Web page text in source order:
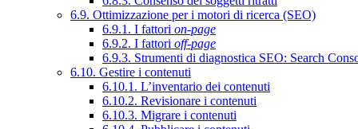
6.9. Ottimizzazione per i motori di ricerca (SEO)
6.9.1. I fattori on-page
6.9.2. I fattori off-page
6.9.3. Strumenti di diagnostica SEO: Search
6.10. Gestire i contenuti
6.10.1. L’inventario dei contenuti
6.10.2. Revisionare i contenuti
6.10.3. Migrare i contenuti